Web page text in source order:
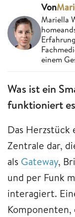
Von
Mariella
einem
Was ist ein
funktioniert
Das
Zentrale dar,
als Gateway,
und per Funk
interagiert.